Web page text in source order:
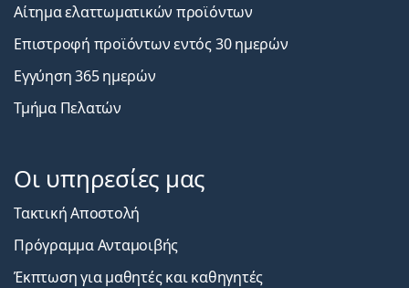
Αίτημα ελαττωματικών προϊόντων
Επιστροφή προϊόντων εντός 30 ημερών
Εγγύηση 365 ημερών
Τμήμα Πελατών
Οι υπηρεσίες μας
Τακτική Αποστολή
Πρόγραμμα Ανταμοιβής
Έκπτωση για μαθητές και καθηγητές